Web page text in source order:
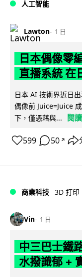
人工智能
Lawton 1 日
日本偶像零
直播系統 在
日本 AI 技術界近日
偶像前 Juice=Juice
下，僅憑藉與...
閱
599 50 ↗
商業科技 3D 打印
Vin 1 日
中三巴士鐵
水撥識郁 +